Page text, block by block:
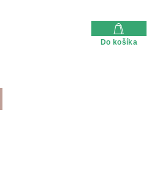
Do košíka